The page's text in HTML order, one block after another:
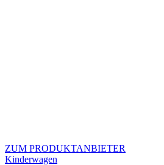
ZUM PRODUKTANBIETER
Kinderwagen